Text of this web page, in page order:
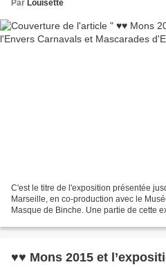
Par Louisette
C'est le titre de l'exposition présentée
Marseille, en co-production avec le
Masque de Binche. Une partie de cette
♥♥ Mons 2015 et l’exposition Le